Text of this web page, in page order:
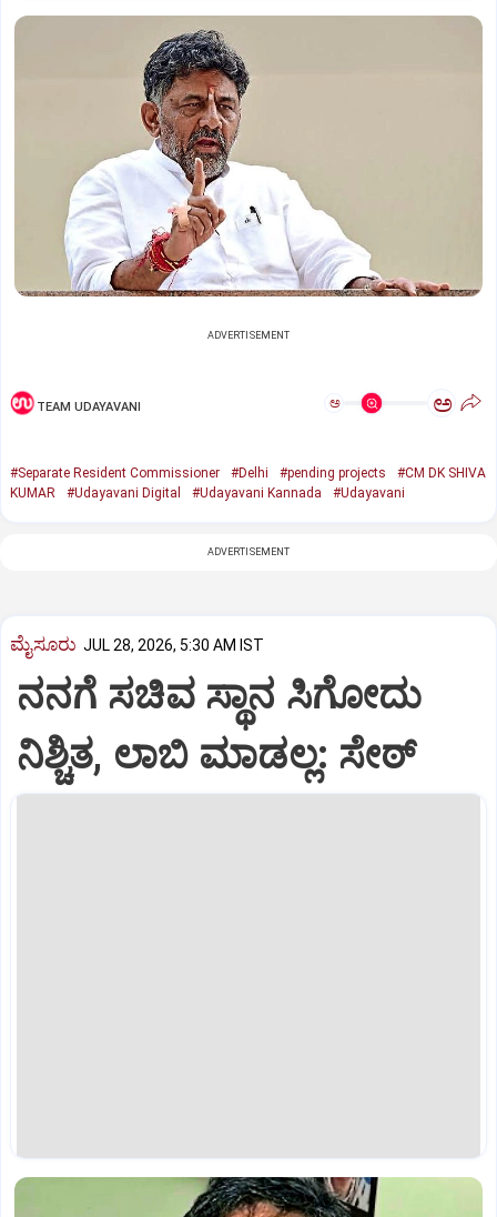
ADVERTISEMENT
TEAM UDAYAVANI ಅ ಅ
#Separate Resident Commissioner #Delhi #pending projects
#CM DK SHIVA
KUMAR
#Udayavani Digital #Udayavani Kannada #Udayavani
ADVERTISEMENT
ಮೈಸೂರು JUL 28, 2026, 5:30 AM IST
ನನಗೆ ಸಚಿವ ಸ್ಥಾನ ಸಿಗೋದು
ನಿಶ್ಚಿತ, ಲಾಬಿ ಮಾಡಲ್ಲ: ಸೇಠ್‌